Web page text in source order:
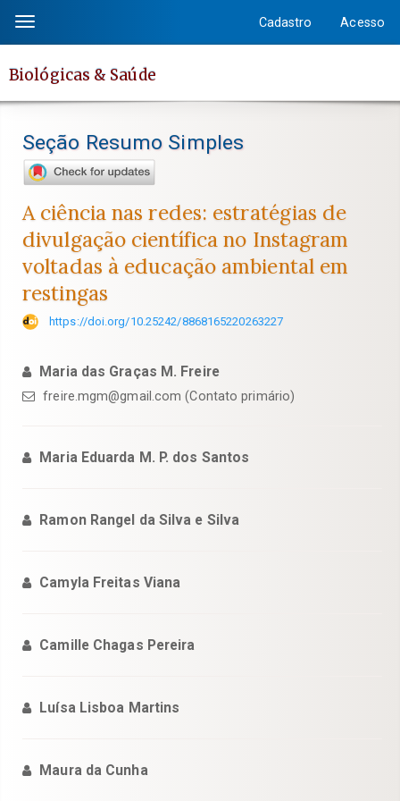
conteúdo
página
Navegação
Conteúdo
principal
Barra
Lateral
Toggle
navigation
Cadastro Acesso
Biológicas & Saúde
Seção Resumo Simples
A ciência nas redes: estratégias de
divulgação científica no Instagram
voltadas à educação ambiental em
restingas
https://doi.org/10.25242/8868165220263227
Maria das Graças M. Freire
freire.mgm@gmail.com (Contato primário)
Maria Eduarda M. P. dos Santos
Ramon Rangel da Silva e Silva
Camyla Freitas Viana
Camille Chagas Pereira
Luísa Lisboa Martins
Maura da Cunha